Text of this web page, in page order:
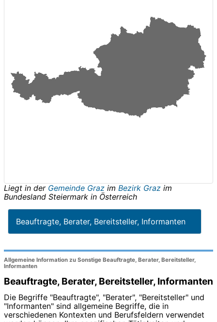
Liegt in der Gemeinde Graz im Bezirk Graz im
Bundesland Steiermark in Österreich
Beauftragte, Berater, Bereitsteller, Informanten
Allgemeine Information zu Sonstige Beauftragte, Berater, Bereitsteller,
Informanten
Beauftragte, Berater, Bereitsteller, Informanten
Die Begriffe "Beauftragte", "Berater", "Bereitsteller" und
"Informanten" sind allgemeine Begriffe, die in
verschiedenen Kontexten und Berufsfeldern verwendet